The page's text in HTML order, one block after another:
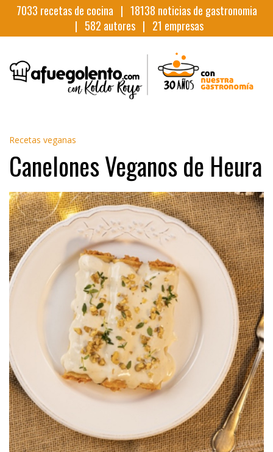
7033 recetas de cocina | 18138 noticias de gastronomia
| 582 autores | 21 empresas
Recetas veganas
Canelones Veganos de Heura